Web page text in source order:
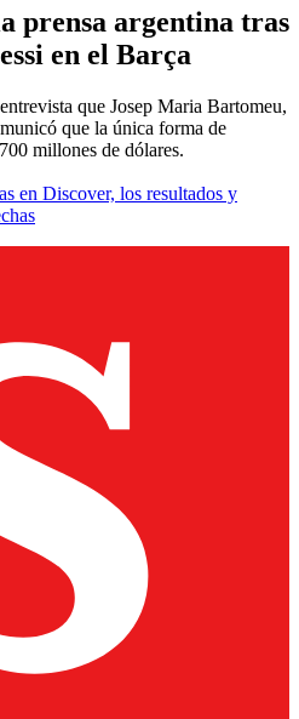
prensa argentina tras
en el Barça
que Josep Maria Bartomeu,
que la única forma de
millones de dólares.
en Discover, los resultados y